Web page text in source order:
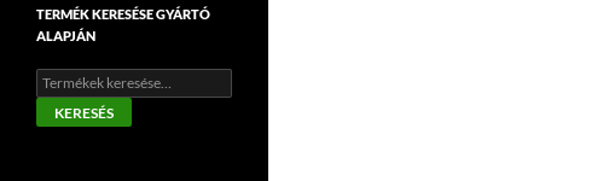
TERMÉK KERESÉSE GYÁRTÓ
ALAPJÁN
Keresés
a
következőre:
KERESÉS